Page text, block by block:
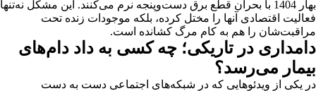
بهار 1404 با بحران قطع برق دست‌وپنجه نرم می‌کنند. این مشکل نه‌تنها
فعالیت اقتصادی آنها را مختل کرده، بلکه موجودات زنده تحت
مراقبت‌شان را هم به کام مرگ کشانده است.
دامداری در تاریکی؛ چه کسی به داد دام‌های
بیمار می‌رسد؟
در یکی از ویدئوهایی که در شبکه‌های اجتماعی دست به دست